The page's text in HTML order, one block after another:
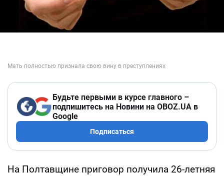
Будьте первыми в курсе главного –
подпишитесь на Новини на OBOZ.UA в
Google
Подписаться
На Полтавщине приговор получила 26-летняя